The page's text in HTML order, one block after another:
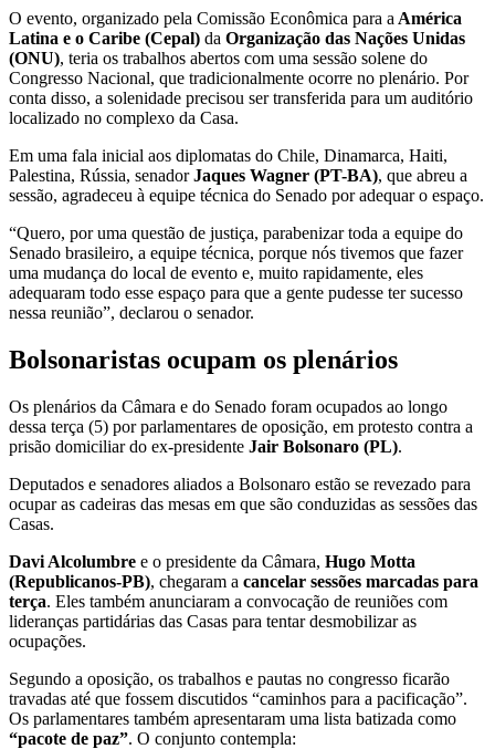
O evento, organizado pela Comissão Econômica para a América
Latina e o Caribe (Cepal) da Organização das Nações Unidas
(ONU), teria os trabalhos abertos com uma sessão solene do
Congresso Nacional, que tradicionalmente ocorre no plenário. Por
conta disso, a solenidade precisou ser transferida para um auditório
localizado no complexo da Casa.
Em uma fala inicial aos diplomatas do Chile, Dinamarca, Haiti,
Palestina, Rússia, senadorJaques Wagner (PT-BA), que abreu a
sessão, agradeceu à equipe técnica do Senado por adequar o espaço.
“Quero, por uma questão de justiça, parabenizar toda a equipe do
Senado brasileiro, a equipe técnica, porque nós tivemos que fazer
uma mudança do local de evento e, muito rapidamente, eles
adequaram todo esse espaço para que a gente pudesse ter sucesso
nessa reunião”, declarou o senador.
Bolsonaristas ocupam os plenários
Os plenários da Câmara e do Senado foram ocupados ao longo
dessa terça (5) por parlamentares de oposição, em protesto contra a
prisão domiciliar do ex-presidente Jair Bolsonaro (PL).
Deputados e senadores aliados a Bolsonaro estão se revezado para
ocupar as cadeiras das mesas em que são conduzidas as sessões das
Casas.
Davi Alcolumbre e o presidente da Câmara, Hugo Motta
(Republicanos-PB), chegaram a cancelar sessões marcadas para
terça. Eles também anunciaram a convocação de reuniões com
lideranças partidárias das Casas para tentar desmobilizar as
ocupações.
Segundo a oposição, os trabalhos e pautas no congresso ficarão
travadas até que fossem discutidos “caminhos para a pacificação”.
Os parlamentares também apresentaram uma lista batizada como
“pacote de paz”. O conjunto contempla: